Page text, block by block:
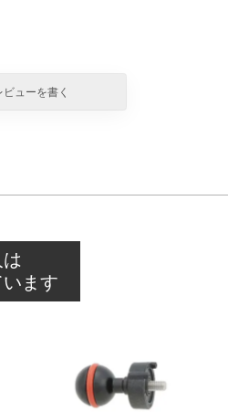
ビューを書く
ます